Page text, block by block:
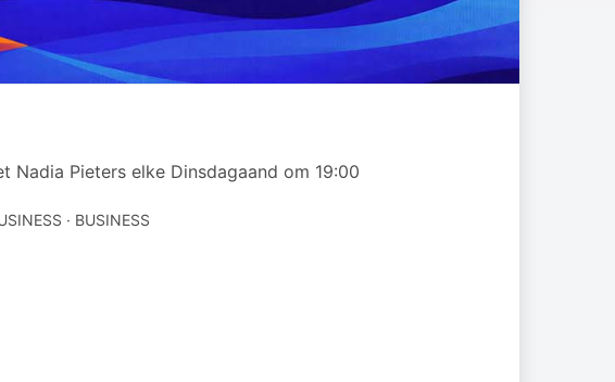
Nadia Pieters elke Dinsdagaand om 19:00
· BUSINESS